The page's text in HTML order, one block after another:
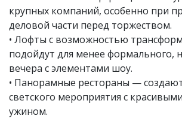
крупных компаний, особенно при
деловой части перед торжеством.
• Лофты с возможностью
подойдут для менее формального,
вечера с элементами шоу.
• Панорамные рестораны —
светского мероприятия с
ужином.